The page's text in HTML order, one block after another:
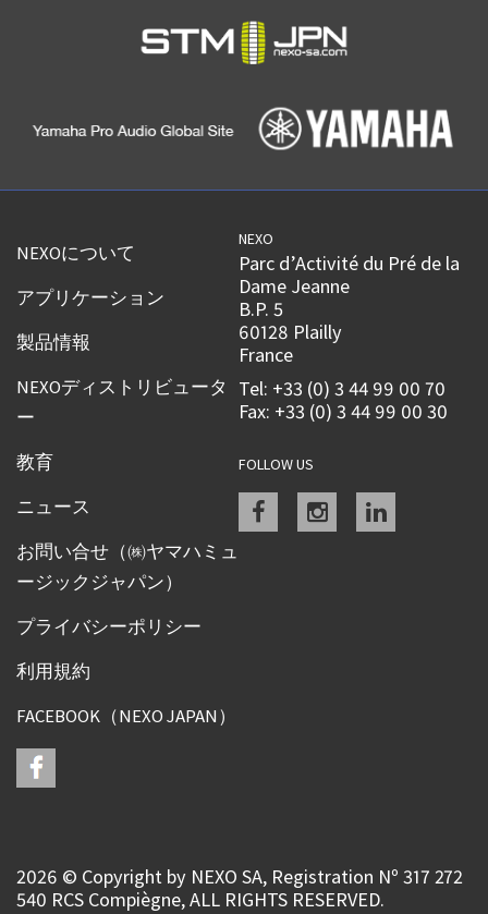
NEXOについて
アプリケーション
製品情報
NEXOディストリビュータ
ー
教育
ニュース
お問い合せ（㈱ヤマハミュ
ージックジャパン）
プライバシーポリシー
利用規約
FACEBOOK（NEXO JAPAN）
NEXO
Parc d’Activité du Pré de la
Dame Jeanne
B.P. 5
60128 Plailly
France
Tel: +33 (0) 3 44 99 00 70
Fax: +33 (0) 3 44 99 00 30
FOLLOW US
Facebookinstagramlinkedin
2026 © Copyright by NEXO SA, Registration Nº 317 272
540 RCS Compiègne, ALL RIGHTS RESERVED.